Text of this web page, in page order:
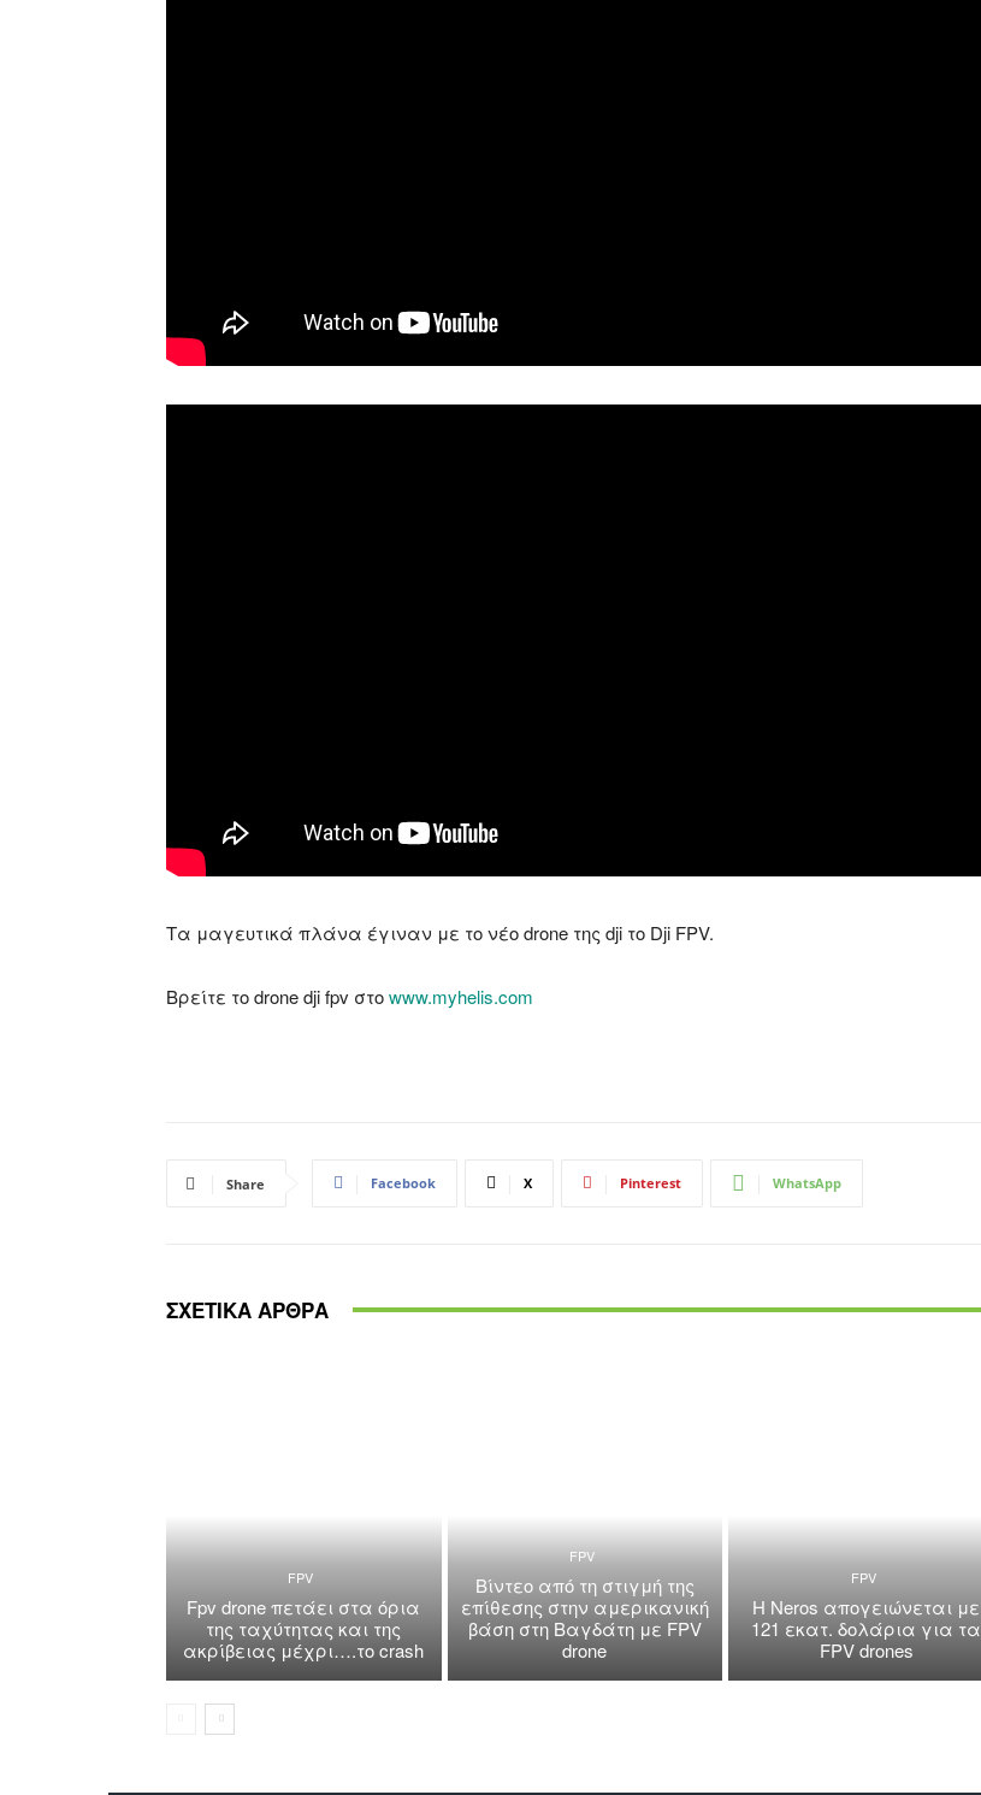
Τα μαγευτικά πλάνα έγιναν με το νέο drone της dji το Dji FPV.
Βρείτε το drone dji fpv στοwww.myhelis.com
Share Facebook X Pinterest WhatsApp
ΣΧΕΤΙΚΑ ΑΡΘΡΑ
FPV
Fpv drone πετάει στα όρια
της ταχύτητας και της
ακρίβειας μέχρι….το crash
FPV
Βίντεο από τη στιγμή της
επίθεσης στην αμερικανική
βάση στη Βαγδάτη με FPV
drone
FPV
Η Neros απογειώνεται με
121 εκατ. δολάρια για τα
FPV drones